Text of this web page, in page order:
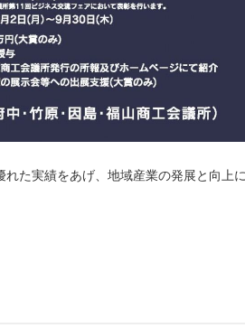
た実績をあげ、地域産業の発展と向上